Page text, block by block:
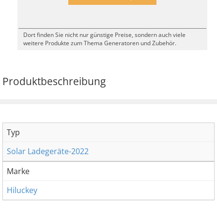
Dort finden Sie nicht nur günstige Preise, sondern auch viele
weitere Produkte zum Thema Generatoren und Zubehör.
Produktbeschreibung
Typ
Solar Ladegeräte-2022
Marke
Hiluckey